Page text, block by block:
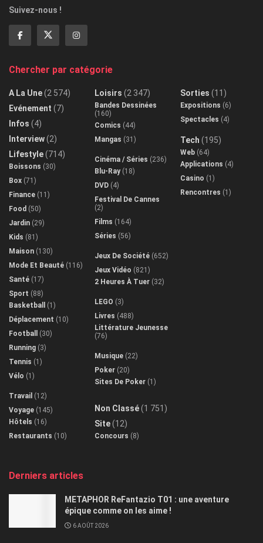
Suivez-nous !
Chercher par catégorie
A La Une(2 574)
Evénement (7)
Infos (4)
Interview(2)
Lifestyle(714)
Boissons (30)
Box (71)
Finance (11)
Food (50)
Jardin (29)
Kids (81)
Maison (130)
Mode Et Beauté (116)
Santé (17)
Sport (88)
Basketball
(1)
Déplacement (10)
Football
(30)
Running (3)
Tennis (1)
Vélo (1)
Travail (12)
Voyage (145)
Hôtels (16)
Restaurants (10)
Loisirs (2 347)
Bandes Dessinées
(160)
Comics (44)
Mangas (31)
Cinéma / Séries (236)
Blu-Ray(18)
DVD (4)
Festival De Cannes
(2)
Films (164)
Séries (56)
Jeux De Société (652)
Jeux Vidéo (821)
2 Heures À Tuer (32)
LEGO (3)
Livres (488)
Littérature Jeunesse
(76)
Musique (22)
Poker (20)
Sites De Poker (1)
Non Classé(1 751)
Site(12)
Concours (8)
Sorties (11)
Expositions (6)
Spectacles (4)
Tech (195)
Web (64)
Applications (4)
Casino (1)
Rencontres (1)
Derniers articles
METAPHOR ReFantazio T01 : une aventure
épique comme on les aime !
6 AOÛT 2026